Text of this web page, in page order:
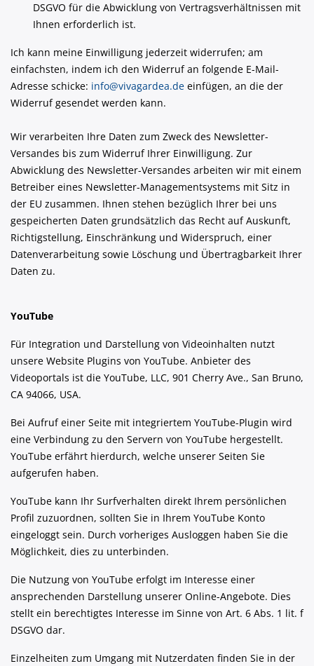
DSGVO für die Abwicklung von Vertragsverhältnissen mit
Ihnen erforderlich ist.
Ich kann meine Einwilligung jederzeit widerrufen; am
einfachsten, indem ich den Widerruf an folgende E-Mail-
Adresse schicke: info@vivagardea.de einfügen, an die der
Widerruf gesendet werden kann.
Wir verarbeiten Ihre Daten zum Zweck des Newsletter-
Versandes bis zum Widerruf Ihrer Einwilligung. Zur
Abwicklung des Newsletter-Versandes arbeiten wir mit einem
Betreiber eines Newsletter-Managementsystems mit Sitz in
der EU zusammen. Ihnen stehen bezüglich Ihrer bei uns
gespeicherten Daten grundsätzlich das Recht auf Auskunft,
Richtigstellung, Einschränkung und Widerspruch, einer
Datenverarbeitung sowie Löschung und Übertragbarkeit Ihrer
Daten zu.
YouTube
Für Integration und Darstellung von Videoinhalten nutzt
unsere Website Plugins von YouTube. Anbieter des
Videoportals ist die YouTube, LLC, 901 Cherry Ave., San Bruno,
CA 94066, USA.
Bei Aufruf einer Seite mit integriertem YouTube-Plugin wird
eine Verbindung zu den Servern von YouTube hergestellt.
YouTube erfährt hierdurch, welche unserer Seiten Sie
aufgerufen haben.
YouTube kann Ihr Surfverhalten direkt Ihrem persönlichen
Profil zuzuordnen, sollten Sie in Ihrem YouTube Konto
eingeloggt sein. Durch vorheriges Ausloggen haben Sie die
Möglichkeit, dies zu unterbinden.
Die Nutzung von YouTube erfolgt im Interesse einer
ansprechenden Darstellung unserer Online-Angebote. Dies
stellt ein berechtigtes Interesse im Sinne von Art. 6 Abs. 1 lit. f
DSGVO dar.
Einzelheiten zum Umgang mit Nutzerdaten finden Sie in der